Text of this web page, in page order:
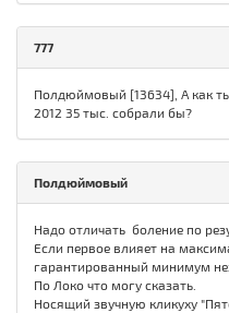
777
Полдюймовый [13634], А как
2012 35 тыс. собрали бы?
Полдюймовый
Надо отличать боление по
Если первое влияет на
гарантированный минимум
По Локо что могу сказать.
Носящий звучную кликуху